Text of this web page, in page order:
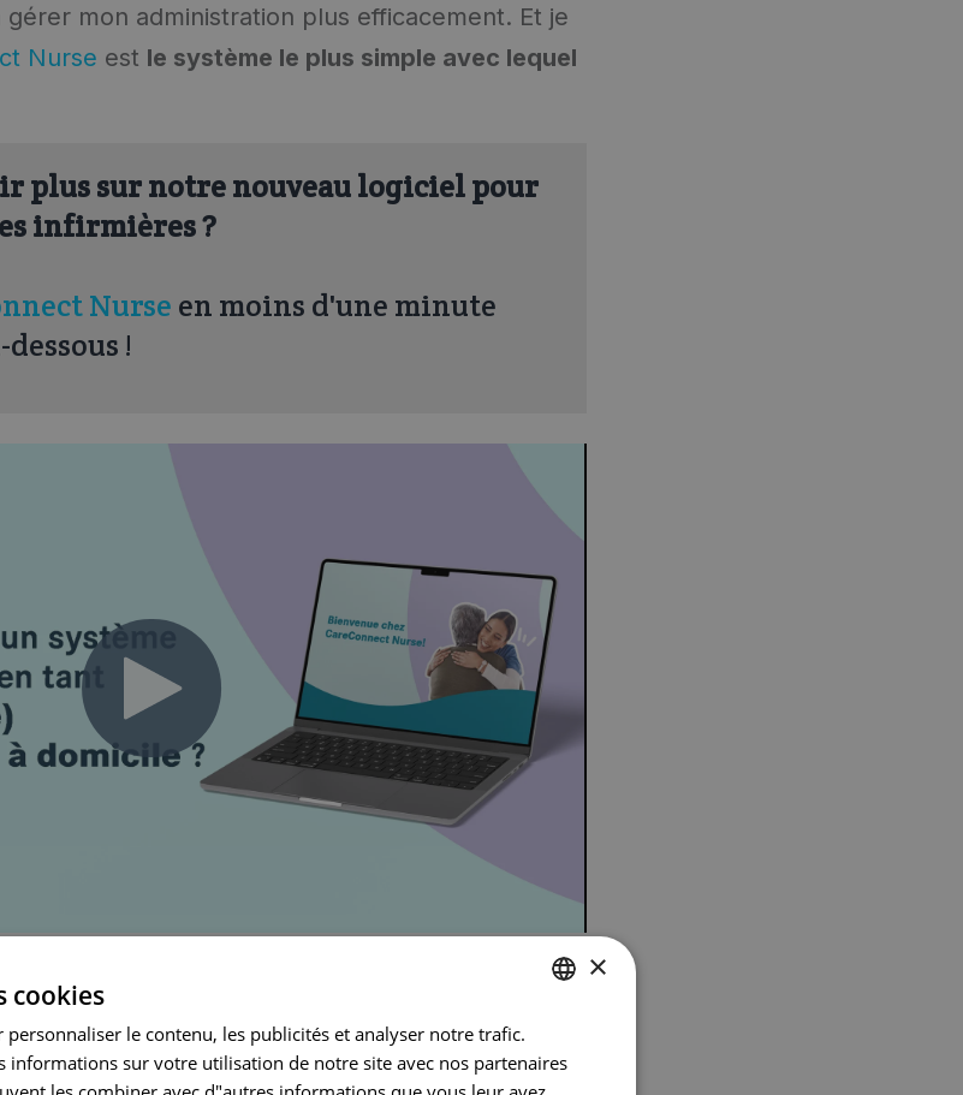
mon administration plus efficacement. Et je
Nurse est le système le plus simple avec lequel
plus sur notre nouveau logiciel pour
infirmières ?
Nurse en moins d'une minute
!
et débutants
une bouffée d'air frais, pas seulement pour les
FRENCH
×
cookies
le contenu, les publicités et analyser notre trafic.
informations sur votre utilisation de notre site avec nos partenaires